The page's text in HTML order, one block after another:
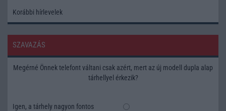
Korábbi hírlevelek
SZAVAZÁS
Megérné Önnek telefont váltani csak azért, mert az új modell dupla alap
tárhellyel érkezik?
Igen, a tárhely nagyon fontos